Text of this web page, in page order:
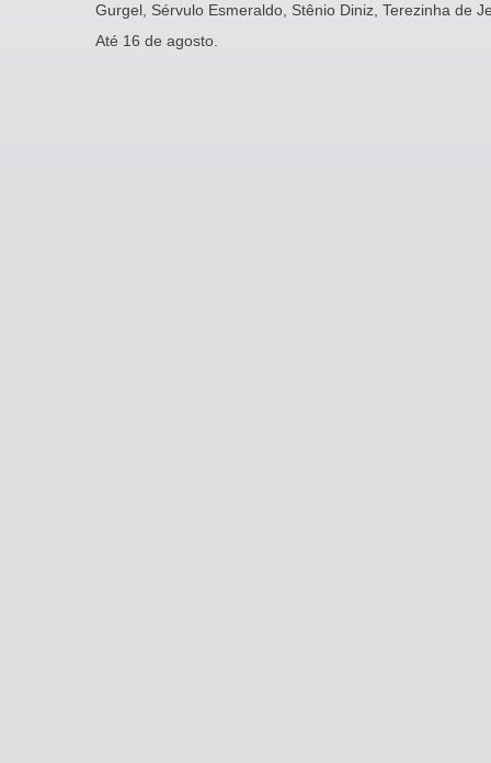
Gurgel, Sérvulo Esmeraldo, Stênio Diniz, Terezinha de
Até 16 de agosto.